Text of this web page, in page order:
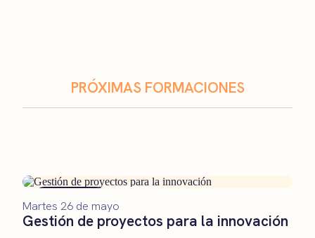
PRÓXIMAS FORMACIONES
Gestión de proyectos para la innovación
Martes 26 de mayo